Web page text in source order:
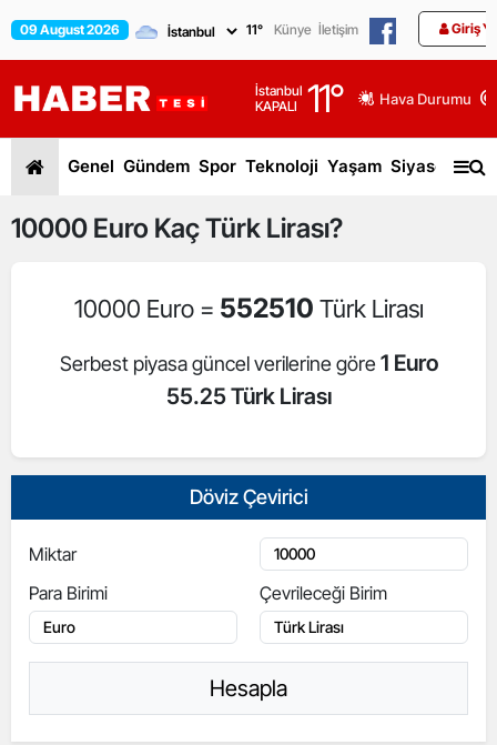
09 August 2026 11° Künye İletişim Giriş
İstanbul
KAPALI
11° Hava Durumu
Genel Gündem Spor Teknoloji Yaşam Siyaset
10000 Euro Kaç Türk Lirası?
10000 Euro = 552510 Türk Lirası
Serbest piyasa güncel verilerine göre 1 Euro
55.25 Türk Lirası
Döviz Çevirici
Miktar
Para Birimi
Çevrileceği Birim
Hesapla